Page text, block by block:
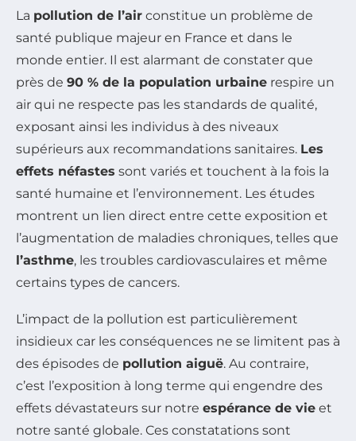
La pollution de l’air constitue un problème de
santé publique majeur en France et dans le
monde entier. Il est alarmant de constater que
près de 90 % de la population urbaine respire un
air qui ne respecte pas les standards de qualité,
exposant ainsi les individus à des niveaux
supérieurs aux recommandations sanitaires. Les
effets néfastes sont variés et touchent à la fois la
santé humaine et l’environnement. Les études
montrent un lien direct entre cette exposition et
l’augmentation de maladies chroniques, telles que
l’asthme, les troubles cardiovasculaires et même
certains types de cancers.
L’impact de la pollution est particulièrement
insidieux car les conséquences ne se limitent pas à
des épisodes de pollution aiguë. Au contraire,
c’est l’exposition à long terme qui engendre des
effets dévastateurs sur notre espérance de vie et
notre santé globale. Ces constatations sont